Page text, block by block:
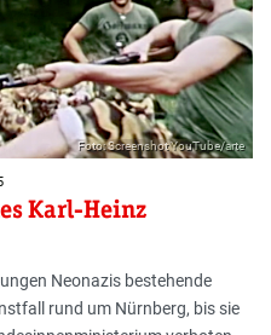
Foto: Screenshot YouTube/arte
Karl-Heinz
Neonazis bestehende
rund um Nürnberg, bis sie